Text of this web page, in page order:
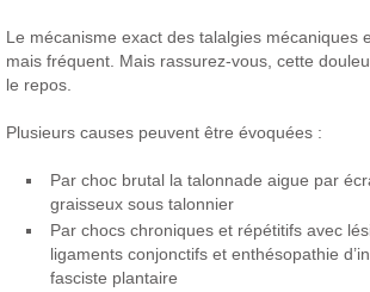
Le mécanisme exact des talalgies mécaniques
mais fréquent. Mais rassurez-vous, cette
le repos.
Plusieurs causes peuvent être évoquées :
Par choc brutal la talonnade aigue par
graisseux sous talonnier
Par chocs chroniques et répétitifs avec
ligaments conjonctifs et enthésopathie
fasciste plantaire